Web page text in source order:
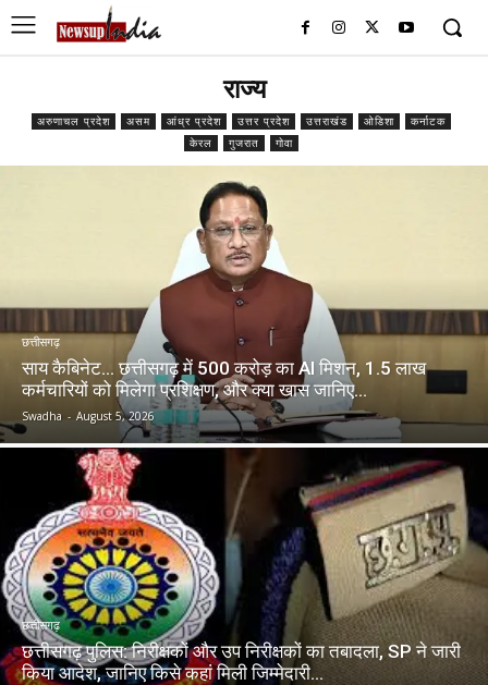
राज्य
अरुणाचल प्रदेश असम आंध्र प्रदेश उत्तर प्रदेश उत्तराखंड ओडिशा
कर्नाटक
केरल
गुजरात गोवा
छत्तीसगढ़
साय कैबिनेट… छत्तीसगढ़ में 500 करोड़ का AI मिशन, 1.5 लाख
कर्मचारियों को मिलेगा प्रशिक्षण, और क्या खास जानिए…
Swadha - August 5, 2026
छत्तीसगढ़
छत्तीसगढ़ पुलिस: निरीक्षकों और उप निरीक्षकों का तबादला, SP ने जारी
किया आदेश, जानिए किसे कहां मिली जिम्मेदारी…